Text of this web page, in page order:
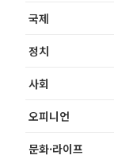
국제
정치
사회
오피니언
문화·라이프